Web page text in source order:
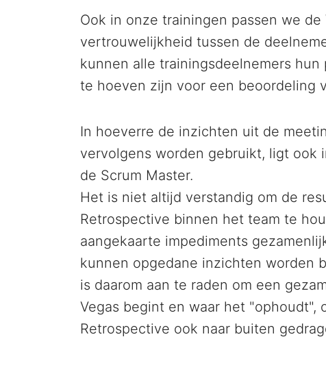
Ook in onze trainingen passen we
vertrouwelijkheid tussen de
kunnen alle trainingsdeelnemers
te hoeven zijn voor een beoordeling
In hoeverre de inzichten uit de
vervolgens worden gebruikt, ligt ook
de Scrum Master.
Het is niet altijd verstandig om de
Retrospective binnen het team te
aangekaarte impediments
kunnen opgedane inzichten worden
is daarom aan te raden om een
Vegas begint en waar het
Retrospective ook naar buiten